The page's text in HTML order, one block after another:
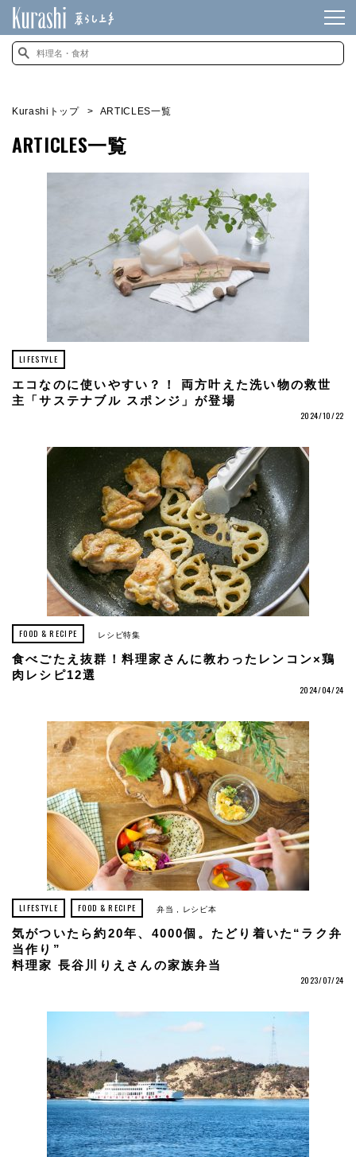
Kurashiトップ ARTICLES一覧
ARTICLES一覧
LIFESTYLE
エコなのに使いやすい？！ 両方叶えた洗い物の救世
主「サステナブル スポンジ」が登場
2024/10/22
FOOD & RECIPE レシピ特集
食べごたえ抜群！料理家さんに教わったレンコン×鶏
肉レシピ12選
2024/04/24
LIFESTYLE FOOD & RECIPE 弁当 レシピ本
気がついたら約20年、4000個。たどり着いた“ラク弁
当作り”
料理家 長谷川りえさんの家族弁当
2023/07/24